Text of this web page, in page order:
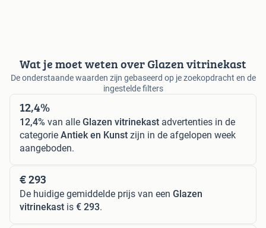
Wat je moet weten over Glazen vitrinekast
De onderstaande waarden zijn gebaseerd op je zoekopdracht en de
ingestelde filters
12,4%
12,4% van alle Glazen vitrinekast advertenties in de
categorie Antiek en Kunst zijn in de afgelopen week
aangeboden.
€ 293
De huidige gemiddelde prijs van een Glazen
vitrinekast is € 293.